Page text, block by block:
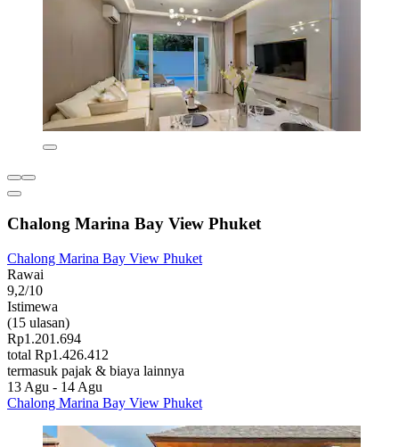
Chalong Marina Bay View Phuket
Chalong Marina Bay View Phuket
Rawai
9,2/10
Istimewa
(15 ulasan)
Rp1.201.694
total Rp1.426.412
termasuk pajak & biaya lainnya
13 Agu - 14 Agu
Chalong Marina Bay View Phuket